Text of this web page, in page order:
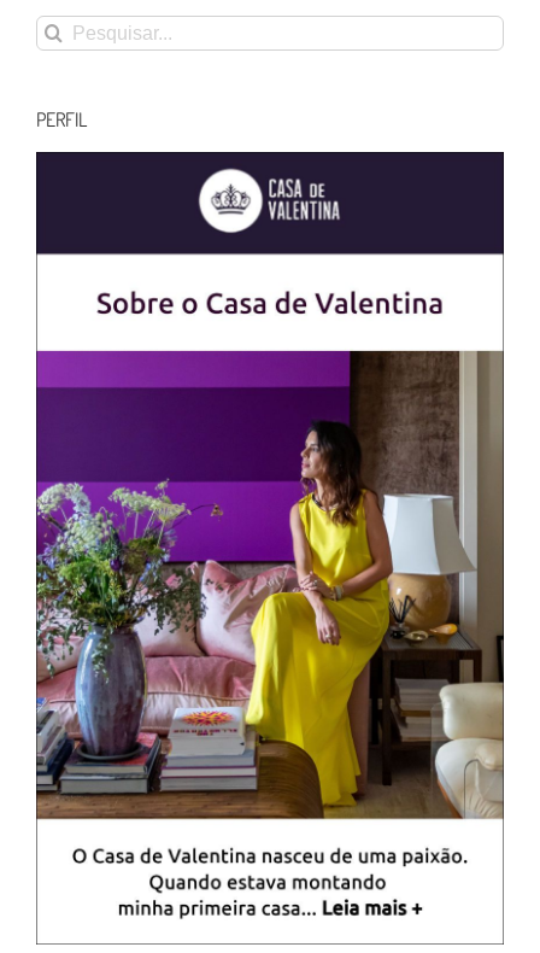
Buscar
resultados
PERFIL